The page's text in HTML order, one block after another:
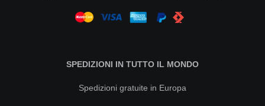
SPEDIZIONI IN TUTTO IL MONDO
Spedizioni gratuite in Europa